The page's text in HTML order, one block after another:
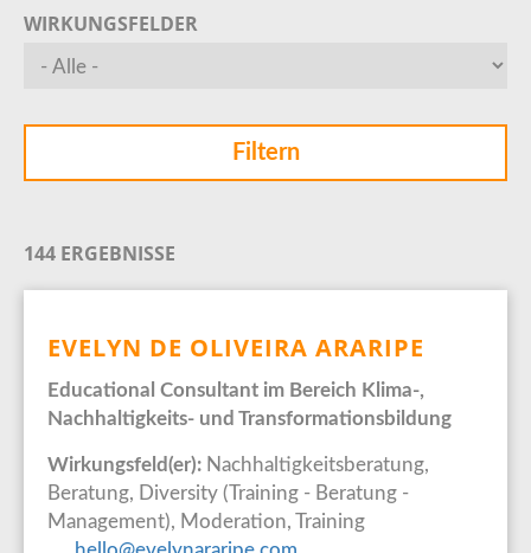
WIRKUNGSFELDER
144 ERGEBNISSE
EVELYN DE OLIVEIRA ARARIPE
Educational Consultant im Bereich Klima-,
Nachhaltigkeits- und Transformationsbildung
Wirkungsfeld(er): Nachhaltigkeitsberatung,
Beratung, Diversity (Training - Beratung -
Management), Moderation, Training